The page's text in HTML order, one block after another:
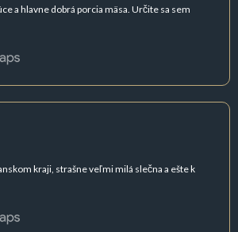
a hlavne dobrá porcia mäsa. Určite sa sem
kraji, strašne veľmi milá slečna a ešte k